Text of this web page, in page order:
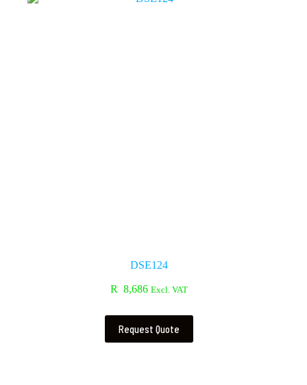
DSE124
R 8,686 Excl. VAT
Request Quote